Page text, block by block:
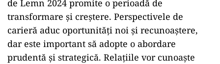
de Lemn 2024 promite o perioadă de
transformare și creștere. Perspectivele de
carieră aduc oportunități noi și recunoaștere,
dar este important să adopte o abordare
prudentă și strategică. Relațiile vor cunoaște